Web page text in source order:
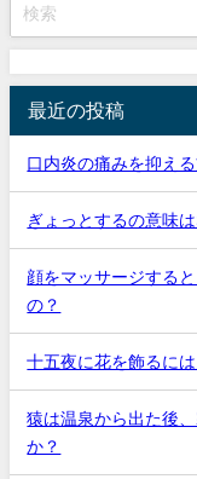
最近の投稿
口内炎の痛みを抑え
ぎょっとするの意味
顔をマッサージする
の？
十五夜に花を飾るに
猿は温泉から出た後
か？